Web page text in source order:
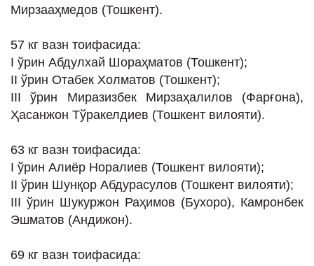
Мирзааҳмедов (Тошкент).
57 кг вазн тоифасида:
I ўрин Абдулхай Шораҳматов (Тошкент);
II ўрин Отабек Холматов (Тошкент);
III ўрин Миразизбек Мирзаҳалилов (Фарғона),
Ҳасанжон Тўракелдиев (Тошкент вилояти).
63 кг вазн тоифасида:
I ўрин Алиёр Норалиев (Тошкент вилояти);
II ўрин Шунқор Абдурасулов (Тошкент вилояти);
III ўрин Шукуржон Раҳимов (Бухоро), Камронбек
Эшматов (Андижон).
69 кг вазн тоифасида: